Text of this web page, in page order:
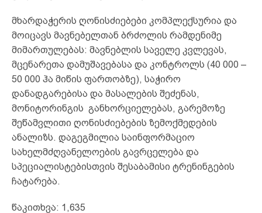
მხარდაჭერის ღონისძიებები კომპლექსურია და
მოიცავს მავნებელთან ბრძოლის რამდენიმე
მიმართულებას: მავნებლის საველე კვლევას,
მცენარეთა დამუშავებასა და კონტროლს (40 000 –
50 000 ჰა მიწის ფართობზე), საჭირო
დანადგარებისა და მასალების შეძენას,
მონიტორინგის განხორციელებას, გარემოზე
შეწამვლითი ღონისძიებების ზემოქმედების
ანალიზს. დაგეგმილია საინფორმაციო
სახელმძღვანელოების გავრცელება და
სპეციალისტებისთვის შესაბამისი ტრენინგების
ჩატარება.
წაკითხვა: 1,635